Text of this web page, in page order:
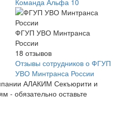
ФГУП УВО Минтранса
России
18 отзывов
Отзывы сотрудников о ФГУП
УВО Минтранса России
АЛАКИМ Секъюрити и
- обязательно оставьте